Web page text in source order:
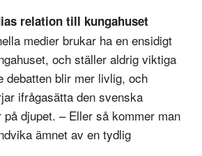
relation till kungahuset
medier brukar ha en ensidigt
och ställer aldrig viktiga
debatten blir mer livlig, och
ifrågasätta den svenska
djupet. – Eller så kommer man
ämnet av en tydlig